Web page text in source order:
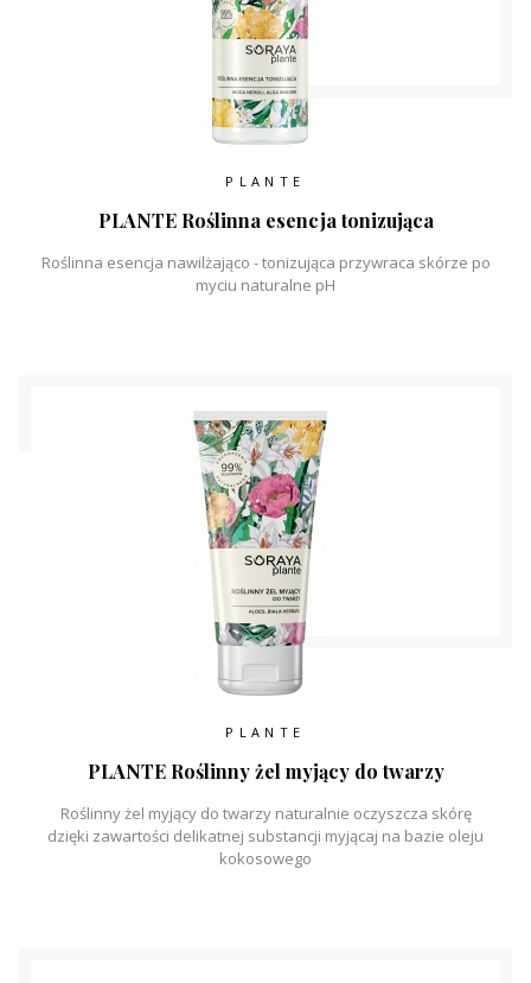
PLANTE
PLANTE Roślinna esencja tonizująca
Roślinna esencja nawilżająco - tonizująca przywraca skórze po
myciu naturalne pH
PLANTE
PLANTE Roślinny żel myjący do twarzy
Roślinny żel myjący do twarzy naturalnie oczyszcza skórę
dzięki zawartości delikatnej substancji myjącaj na bazie oleju
kokosowego